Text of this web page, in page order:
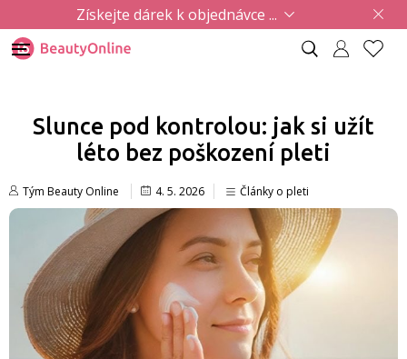
Získejte dárek k objednávce ...
Slunce pod kontrolou: jak si užít
léto bez poškození pleti
Tým Beauty Online 4. 5. 2026 Články o pleti